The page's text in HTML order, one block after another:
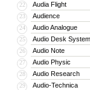
22 Audia Flight
23 Audience
24 Audio Analogue
25 Audio Desk
26 Audio Note
27 Audio Physic
28 Audio Research
29 Audio-Technica